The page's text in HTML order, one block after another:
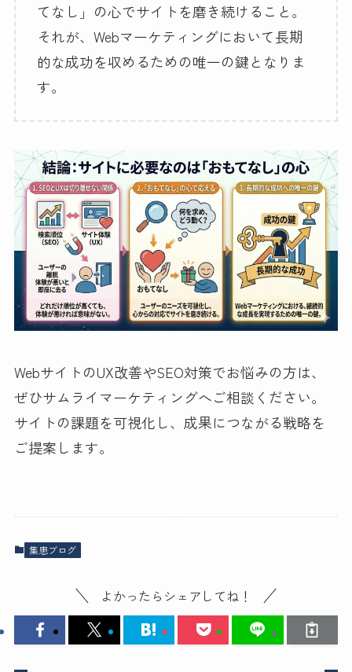
てなし」の心でサイトを磨き続けること。
それが、Webマーケティングにおいて長期
的な成功を収めるための唯一の鍵となりま
す。
WebサイトのUX改善やSEO対策でお悩みの方は、
ぜひサムライマーケティングへご相談ください。
サイトの課題を可視化し、成果につながる戦略を
ご提案します。
集患ブログ
よかったらシェアしてね！